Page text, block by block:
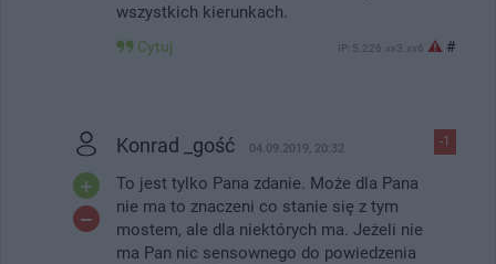
wszystkich kierunkach.
Cytuj IP: 5.226.xx3.xx6 #
-1
Konrad _gość 04.09.2019, 20:32
To jest tylko Pana zdanie. Może dla Pana
nie ma to znaczeni co stanie się z tym
mostem, ale dla niektórych ma. Jeżeli nie
ma Pan nic sensownego do powiedzenia